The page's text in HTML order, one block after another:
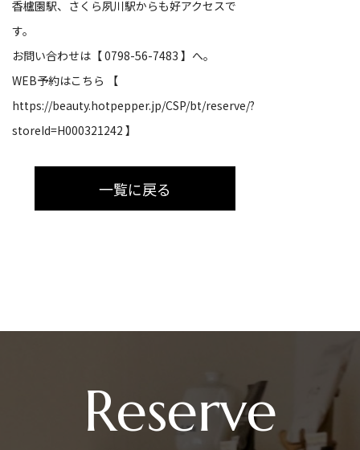
香櫨園駅、さくら夙川駅からも好アクセスで
す。
お問い合わせは【 0798-56-7483 】へ。
WEB予約はこちら 【
https://beauty.hotpepper.jp/CSP/bt/reserve/?
storeId=H000321242 】
一覧に戻る
Reserve